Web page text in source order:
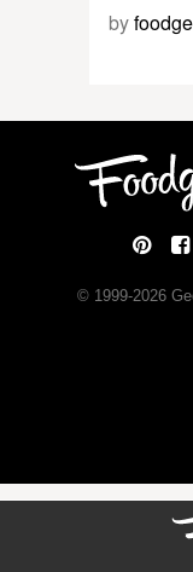
by
© 1999-2026